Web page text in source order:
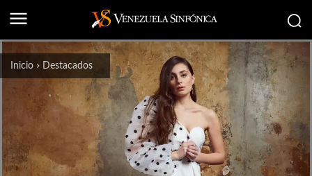
Inicio Destacados